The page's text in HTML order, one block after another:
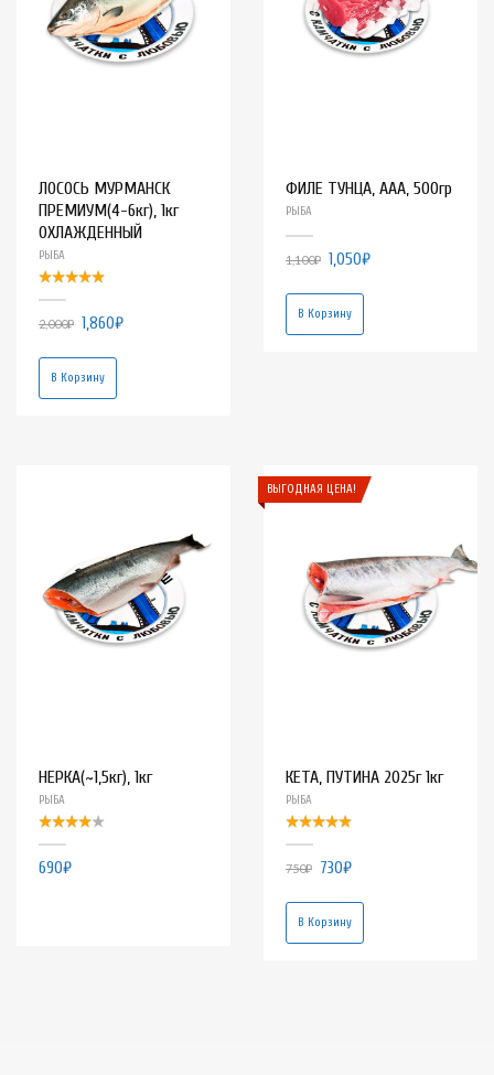
ЛОСОСЬ МУРМАНСК
ПРЕМИУМ(4-6кг), 1кг
ОХЛАЖДЕННЫЙ
РЫБА
2,000₽ 1,860₽
В Корзину
ФИЛЕ ТУНЦА, ААА, 500гр
РЫБА
1,100₽ 1,050₽
В Корзину
НЕРКА(~1,5кг), 1кг
РЫБА
690₽
КЕТА, ПУТИНА 2025г 1кг
РЫБА
750₽ 730₽
ВЫГОДНАЯ ЦЕНА!
В Корзину